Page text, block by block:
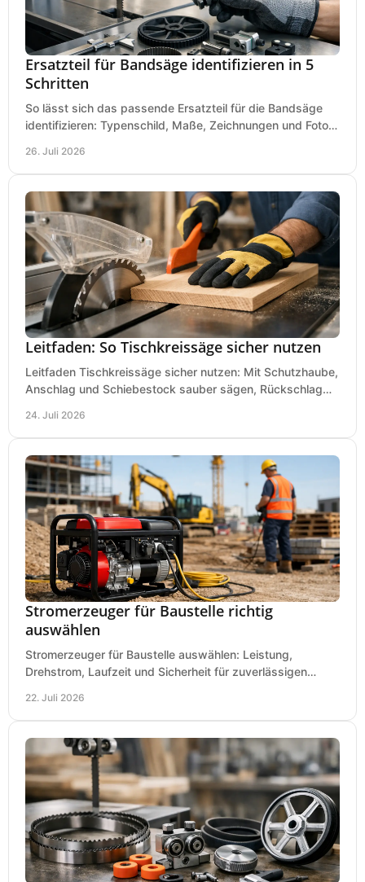
Ersatzteil für Bandsäge identifizieren in 5
Schritten
So lässt sich das passende Ersatzteil für die Bandsäge
identifizieren: Typenschild, Maße, Zeichnungen und Fotos
26. Juli 2026
Leitfaden: So Tischkreissäge sicher nutzen
Leitfaden Tischkreissäge sicher nutzen: Mit Schutzhaube,
Anschlag und Schiebestock sauber sägen, Rückschlag
24. Juli 2026
Stromerzeuger für Baustelle richtig
auswählen
Stromerzeuger für Baustelle auswählen: Leistung,
Drehstrom, Laufzeit und Sicherheit für zuverlässigen
22. Juli 2026